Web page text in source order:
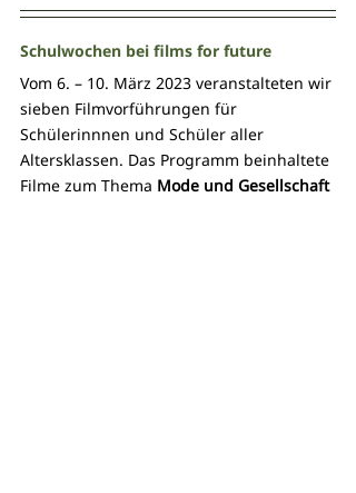
Schulwochen bei films for future
Vom 6. – 10. März 2023 veranstalteten wir
sieben Filmvorführungen für
Schülerinnnen und Schüler aller
Altersklassen. Das Programm beinhaltete
Filme zum Thema Mode und Gesellschaft